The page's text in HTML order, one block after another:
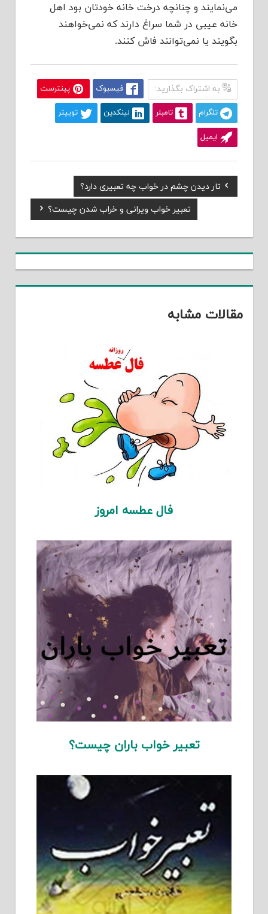
می‌نمایند و چنانچه درخت خانه خودتان بود اهل
خانه عیبی در شما سراغ دارند که نمی‌خواهند
بگویند یا نمی‌توانند فاش کنند.
به اشتراک بگذارید: فیسبوک پینترست
تلگرام تامبلر لینکدین توییتر
ایمیل
راهبری
نوشته
Previous
Post:
تار دیدن چشم در خواب چه تعبیری دارد؟
Next
Post:
تعبیر خواب ویرانی و خراب شدن چیست؟
مقالات مشابه
فال عطسه امروز
تعبیر خواب باران چیست؟